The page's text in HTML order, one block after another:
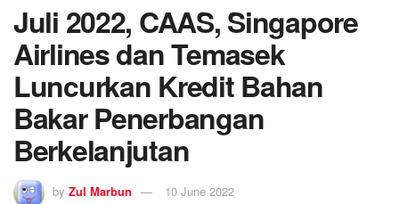
Juli 2022, CAAS, Singapore
Airlines dan Temasek
Luncurkan Kredit Bahan
Bakar Penerbangan
Berkelanjutan
by Zul Marbun 10 June 2022